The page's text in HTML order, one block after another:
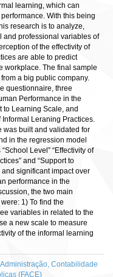
learning, which can
With this being
research is to analyze,
and professional variables of
of the effectivity of
are able to predict
workplace. The final sample
a big public company.
questionnaire, three
Performance in the
to Learning Scale, and
Informal Leraning Practices.
was built and validated for
in the regression model
Level” “Effectivity of
and “Support to
significant impact over
performance in the
the two main
1) To find the
variables in related to the
a new scale to measure
of the informal learning
Contabilidade
(FACE)